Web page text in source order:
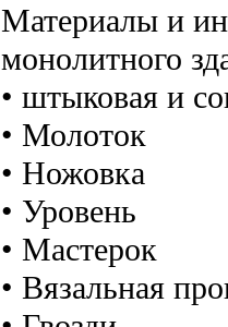
Материалы и
монолитного
• штыковая и
• Молоток
• Ножовка
• Уровень
• Мастерок
• Вязальная